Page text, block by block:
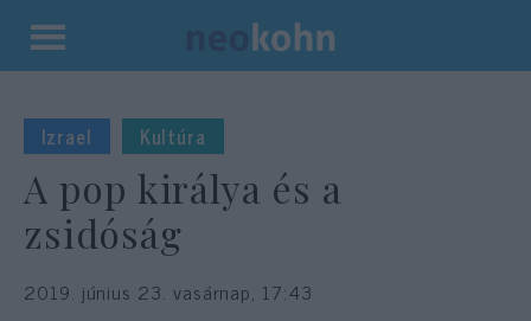
Kilépés
tartalomba
Izrael Kultúra
A pop királya és a
zsidóság
2019. június 23. vasárnap, 17:43